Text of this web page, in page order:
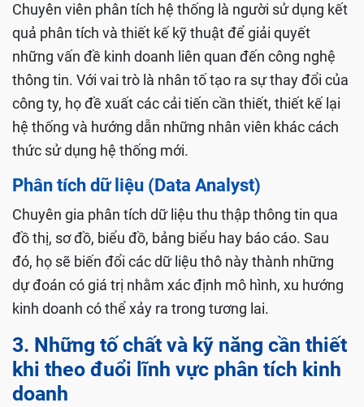
Chuyên viên phân tích hệ thống là người sử dụng kết
quả phân tích và thiết kế kỹ thuật để giải quyết
những vấn đề kinh doanh liên quan đến công nghệ
thông tin. Với vai trò là nhân tố tạo ra sự thay đổi của
công ty, họ đề xuất các cải tiến cần thiết, thiết kế lại
hệ thống và hướng dẫn những nhân viên khác cách
thức sử dụng hệ thống mới.
Phân tích dữ liệu (Data Analyst)
Chuyên gia phân tích dữ liệu thu thập thông tin qua
đồ thị, sơ đồ, biểu đồ, bảng biểu hay báo cáo. Sau
đó, họ sẽ biến đổi các dữ liệu thô này thành những
dự đoán có giá trị nhằm xác định mô hình, xu hướng
kinh doanh có thể xảy ra trong tương lai.
3. Những tố chất và kỹ năng cần thiết
khi theo đuổi lĩnh vực phân tích kinh
doanh